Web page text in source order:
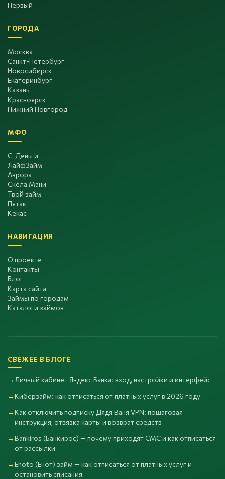
Первый
ГОРОДА
Москва
Санкт-Петербург
Новосибирск
Екатеринбург
Казань
Красноярск
Нижний Новгород
МФО
С-Деньги
ЛайфЗайм
Аврора
Скела Мани
Твой займ
Пятак
Кекас
НАВИГАЦИЯ
О проекте
Контакты
Блог
Карта сайта
Займы по городам
Каталоги займов
СВЕЖЕЕ В БЛОГЕ
Личный кабинет Яндекс Банка: вход, настройки и интерфейс
Киберзайм: как отписаться от платных услуг в 2026 году
Как отключить подписку Дядя Ваня VPN: пошаговая
инструкция, отвязка карты и возврат средств
Bankiros (Банкирос) — почему приходят СМС и как отписаться
от рассылки
Enoto (Енот) займ — как отписаться от платных услуг и
остановить списания